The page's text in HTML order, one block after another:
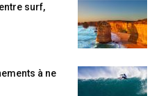
surf,
à ne